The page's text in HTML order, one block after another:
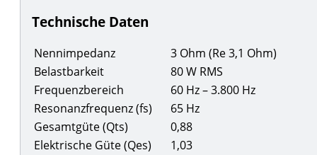
Technische Daten
Nennimpedanz
3 Ohm (Re 3,1 Ohm)
Belastbarkeit
80 W RMS
Frequenzbereich
60 Hz – 3.800 Hz
Resonanzfrequenz (fs)
65 Hz
Gesamtgüte (Qts)
0,88
Elektrische Güte (Qes)
1,03